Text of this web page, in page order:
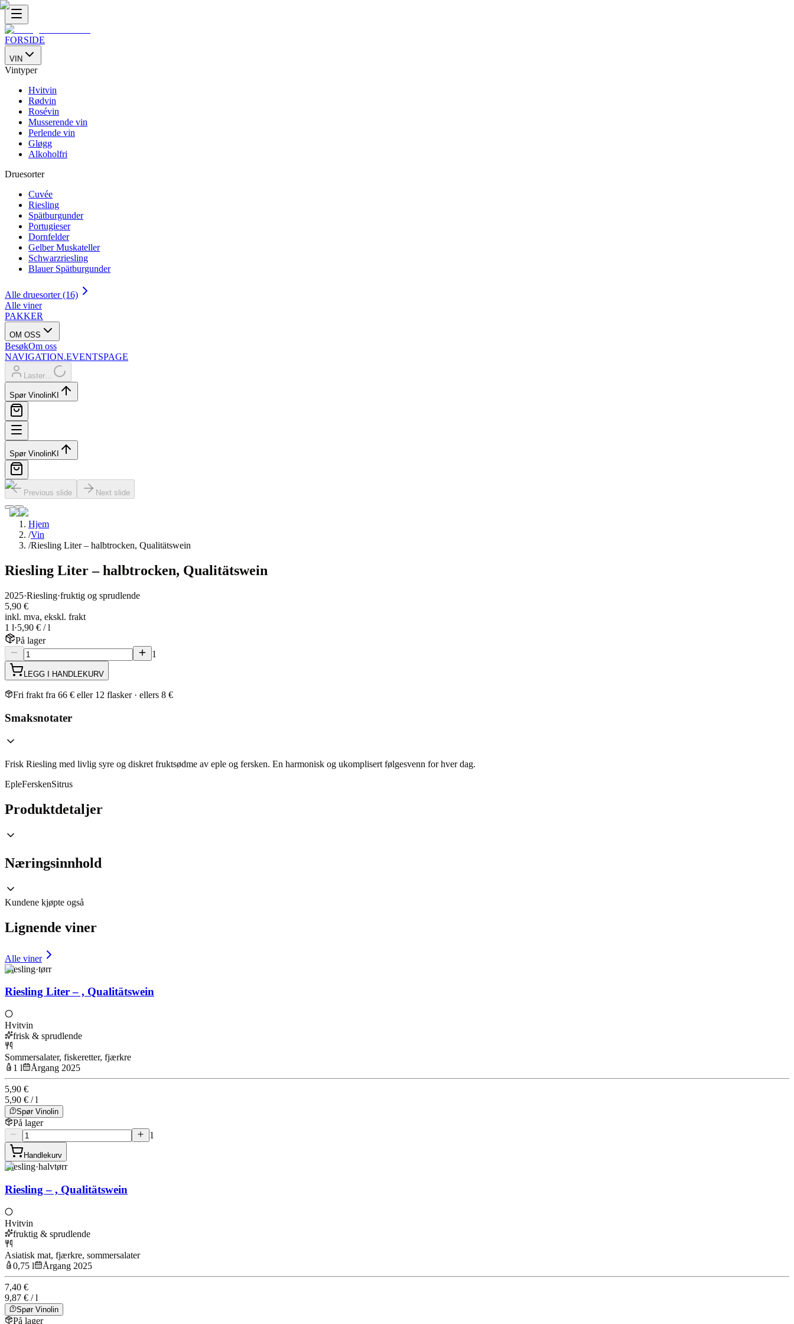
FORSIDE
VIN
Vintyper
Hvitvin
Rødvin
Rosévin
Musserende vin
Perlende vin
Gløgg
Alkoholfri
Druesorter
Cuvée
Riesling
Spätburgunder
Portugieser
Dornfelder
Gelber Muskateller
Schwarzriesling
Blauer Spätburgunder
Alle druesorter (16)
Alle viner
PAKKER
OM OSS
BesøkOm oss
NAVIGATION.EVENTSPAGE
Laster…
Spør VinolinKI
Spør VinolinKI
Previous slide Next slide
Hjem
/Vin
/Riesling Liter – halbtrocken, Qualitätswein
Riesling Liter – halbtrocken, Qualitätswein
2025·Riesling·fruktig og sprudlende
5,90 €
inkl. mva, ekskl. frakt
1 l·5,90 € / l
På lager
1
LEGG I HANDLEKURV
Fri frakt fra 66 € eller 12 flasker · ellers 8 €
Smaksnotater
Frisk Riesling med livlig syre og diskret fruktsødme av eple og fersken. En harmonisk og ukomplisert følgesvenn for hver dag.
EpleFerskenSitrus
Produktdetaljer
Næringsinnhold
Kundene kjøpte også
Lignende viner
Alle viner
Riesling·tørr
Riesling Liter – , Qualitätswein
Hvitvin
frisk & sprudlende
Sommersalater, fiskeretter, fjærkre
1 l
Årgang 2025
5,90 €
5,90 € / l
Spør Vinolin
På lager
1
Handlekurv
Riesling·halvtørr
Riesling – , Qualitätswein
Hvitvin
fruktig & sprudlende
Asiatisk mat, fjærkre, sommersalater
0,75 l
Årgang 2025
7,40 €
9,87 € / l
Spør Vinolin
På lager